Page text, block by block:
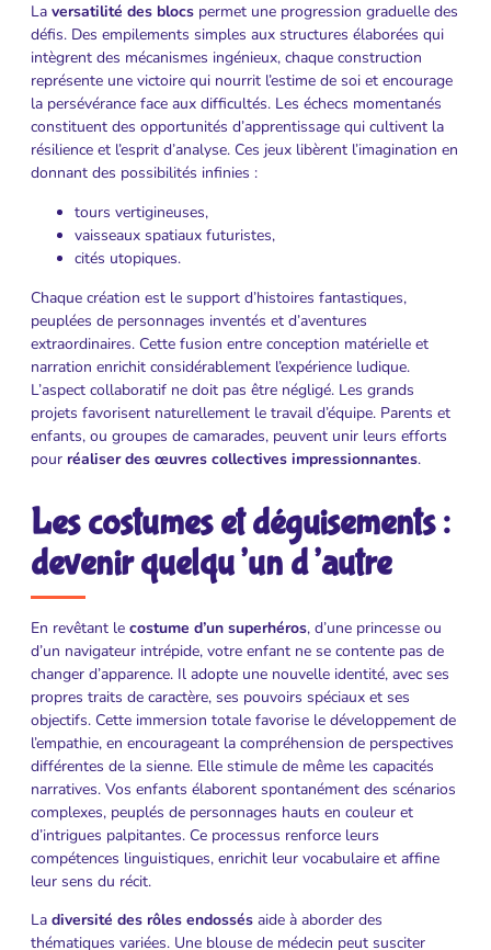
La versatilité des blocs permet une progression graduelle des
défis. Des empilements simples aux structures élaborées qui
intègrent des mécanismes ingénieux, chaque construction
représente une victoire qui nourrit l’estime de soi et encourage
la persévérance face aux difficultés. Les échecs momentanés
constituent des opportunités d’apprentissage qui cultivent la
résilience et l’esprit d’analyse. Ces jeux libèrent l’imagination en
donnant des possibilités infinies :
tours vertigineuses,
vaisseaux spatiaux futuristes,
cités utopiques.
Chaque création est le support d’histoires fantastiques,
peuplées de personnages inventés et d’aventures
extraordinaires. Cette fusion entre conception matérielle et
narration enrichit considérablement l’expérience ludique.
L’aspect collaboratif ne doit pas être négligé. Les grands
projets favorisent naturellement le travail d’équipe. Parents et
enfants, ou groupes de camarades, peuvent unir leurs efforts
pour réaliser des œuvres collectives impressionnantes.
Les costumes et déguisements :
devenir quelqu’un d’autre
En revêtant le costume d’un superhéros, d’une princesse ou
d’un navigateur intrépide, votre enfant ne se contente pas de
changer d’apparence. Il adopte une nouvelle identité, avec ses
propres traits de caractère, ses pouvoirs spéciaux et ses
objectifs. Cette immersion totale favorise le développement de
l’empathie, en encourageant la compréhension de perspectives
différentes de la sienne. Elle stimule de même les capacités
narratives. Vos enfants élaborent spontanément des scénarios
complexes, peuplés de personnages hauts en couleur et
d’intrigues palpitantes. Ce processus renforce leurs
compétences linguistiques, enrichit leur vocabulaire et affine
leur sens du récit.
La diversité des rôles endossés aide à aborder des
thématiques variées. Une blouse de médecin peut susciter